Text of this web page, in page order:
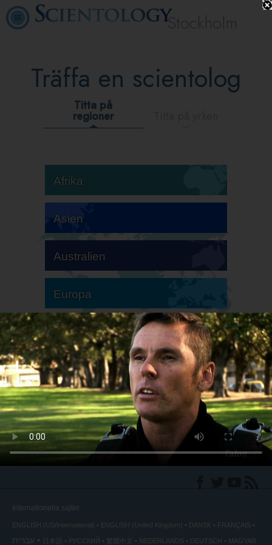
Stockholm
Träffa en scientolog
Titta på
regioner
Afrika
Asien
Australien
Europa
Sydamerika
Nordamerika
Internationella sajter
ENGLISH (US/International) ENGLISH (United Kingdom) DANSK FRANÇAIS
עברית 日本語 РУССКИЙ 繁體中文 NEDERLANDS DEUTSCH MAGYAR